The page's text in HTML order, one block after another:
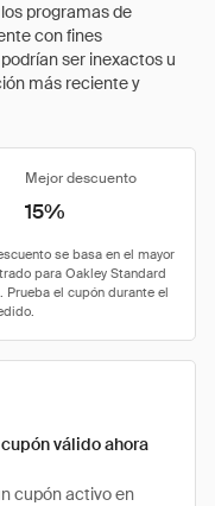
programas de
con fines
ser inexactos u
más reciente y
Mejor descuento
15%
válido ahora
cupón activo en